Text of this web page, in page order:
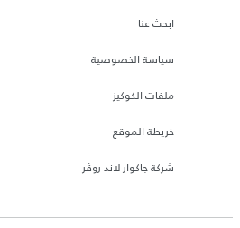
ابحث عنا
سياسة الخصوصية
ملفات الكوكيز
خريطة الموقع
شركة جاكوار لاند روڤر